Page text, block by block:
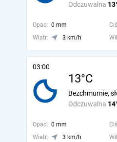
Odczuwalna
Opad: 0 mm
Wiatr:
3 km/h
03:00
13°C
Odczuwalna
Bezchmurnie,
Opad: 0 mm
Wiatr:
3 km/h